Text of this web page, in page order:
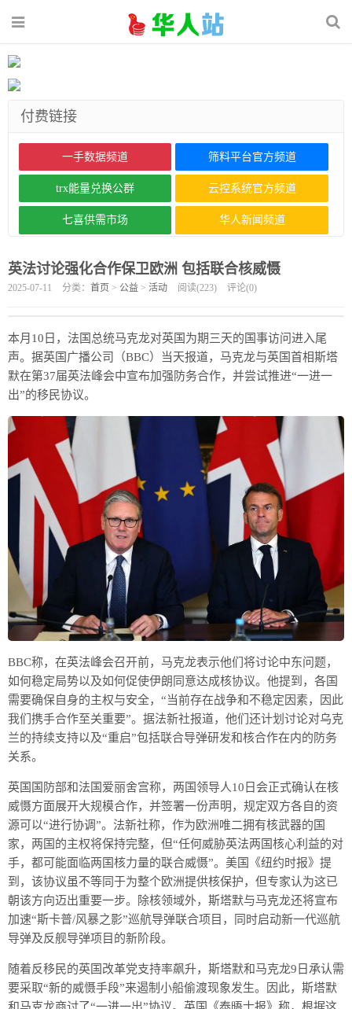
付费链接
一手数据频道 筛料平台官方频道
trx能量兑换公群 云控系统官方频道
七喜供需市场 华人新闻频道
英法讨论强化合作保卫欧洲 包括联合核威慑
2025-07-11 分类： 首页 > 公益 > 活动 阅读(223) 评论(0)
本月10日，法国总统马克龙对英国为期三天的国事访问进入尾
声。据英国广播公司（BBC）当天报道，马克龙与英国首相斯塔
默在第37届英法峰会中宣布加强防务合作，并尝试推进“一进一
出”的移民协议。
BBC称，在英法峰会召开前，马克龙表示他们将讨论中东问题，
如何稳定局势以及如何促使伊朗同意达成核协议。他提到，各国
需要确保自身的主权与安全，“当前存在战争和不稳定因素，因此
我们携手合作至关重要”。据法新社报道，他们还计划讨论对乌克
兰的持续支持以及“重启”包括联合导弹研发和核合作在内的防务
关系。
英国国防部和法国爱丽舍宫称，两国领导人10日会正式确认在核
威慑方面展开大规模合作，并签署一份声明，规定双方各自的资
源可以“进行协调”。法新社称，作为欧洲唯二拥有核武器的国
家，两国的主权将保持完整，但“任何威胁英法两国核心利益的对
手，都可能面临两国核力量的联合威慑”。美国《纽约时报》提
到，该协议虽不等同于为整个欧洲提供核保护，但专家认为这已
朝该方向迈出重要一步。除核领域外，斯塔默与马克龙还将宣布
加速“斯卡普/风暴之影”巡航导弹联合项目，同时启动新一代巡航
导弹及反舰导弹项目的新阶段。
随着反移民的英国改革党支持率飙升，斯塔默和马克龙9日承认需
要采取“新的威慑手段”来遏制小船偷渡现象发生。因此，斯塔默
和马克龙商讨了“一进一出”协议。英国《泰晤士报》称，根据这